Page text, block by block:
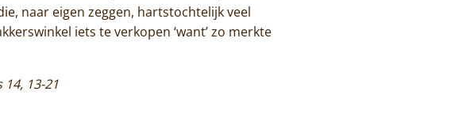
naar eigen zeggen, hartstochtelijk veel
iets te verkopen ‘want’ zo merkte
14, 13-21